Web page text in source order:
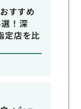
すすめ
！深
定店を比